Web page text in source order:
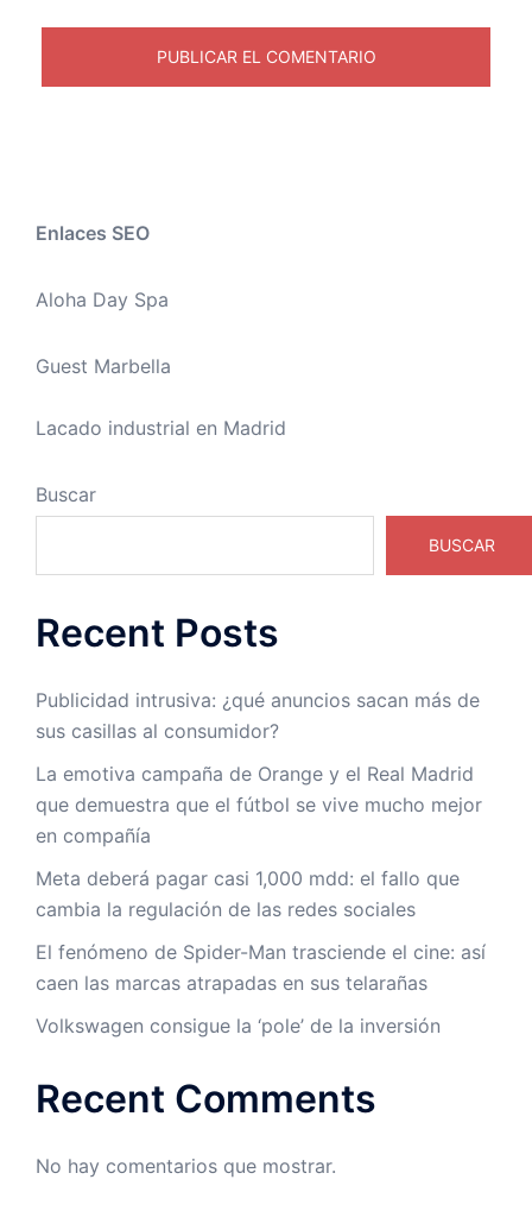
Enlaces SEO
Aloha Day Spa
Guest Marbella
Lacado industrial en Madrid
Buscar
BUSCAR
Recent Posts
Publicidad intrusiva: ¿qué anuncios sacan más de
sus casillas al consumidor?
La emotiva campaña de Orange y el Real Madrid
que demuestra que el fútbol se vive mucho mejor
en compañía
Meta deberá pagar casi 1,000 mdd: el fallo que
cambia la regulación de las redes sociales
El fenómeno de Spider-Man trasciende el cine: así
caen las marcas atrapadas en sus telarañas
Volkswagen consigue la ‘pole’ de la inversión
Recent Comments
No hay comentarios que mostrar.